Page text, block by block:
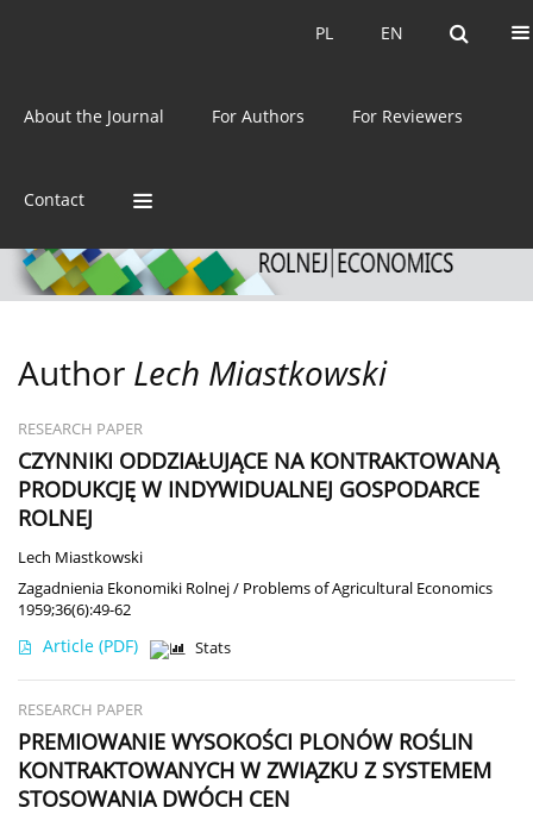
EN
PL EN
PL
About the Journal For Authors For Reviewers
Contact
ISSN: 0044-1600
Author Lech Miastkowski
RESEARCH PAPER
CZYNNIKI ODDZIAŁUJĄCE NA KONTRAKTOWANĄ
PRODUKCJĘ W INDYWIDUALNEJ GOSPODARCE
ROLNEJ
Lech Miastkowski
Zagadnienia Ekonomiki Rolnej / Problems of Agricultural Economics
1959;36(6):49-62
Article (PDF) Stats
RESEARCH PAPER
PREMIOWANIE WYSOKOŚCI PLONÓW ROŚLIN
KONTRAKTOWANYCH W ZWIĄZKU Z SYSTEMEM
STOSOWANIA DWÓCH CEN